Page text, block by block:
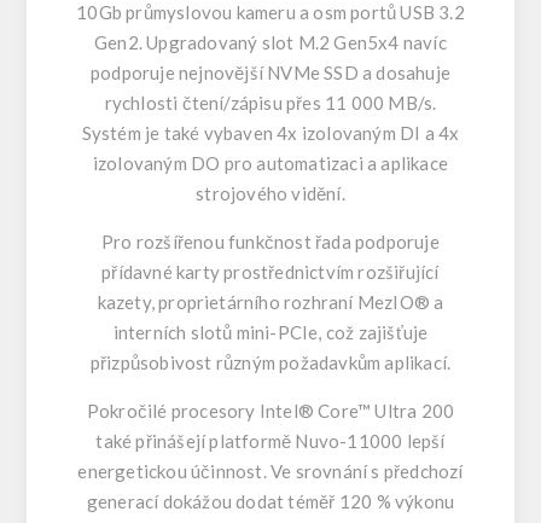
10Gb průmyslovou kameru a osm portů USB 3.2
Gen2. Upgradovaný slot M.2 Gen5x4 navíc
podporuje nejnovější NVMe SSD a dosahuje
rychlosti čtení/zápisu přes 11 000 MB/s.
Systém je také vybaven 4x izolovaným DI a 4x
izolovaným DO pro automatizaci a aplikace
strojového vidění.
Pro rozšířenou funkčnost řada podporuje
přídavné karty prostřednictvím rozšiřující
kazety, proprietárního rozhraní MezIO® a
interních slotů mini-PCIe, což zajišťuje
přizpůsobivost různým požadavkům aplikací.
Pokročilé procesory Intel® Core™ Ultra 200
také přinášejí platformě Nuvo-11000 lepší
energetickou účinnost. Ve srovnání s předchozí
generací dokážou dodat téměř 120 % výkonu